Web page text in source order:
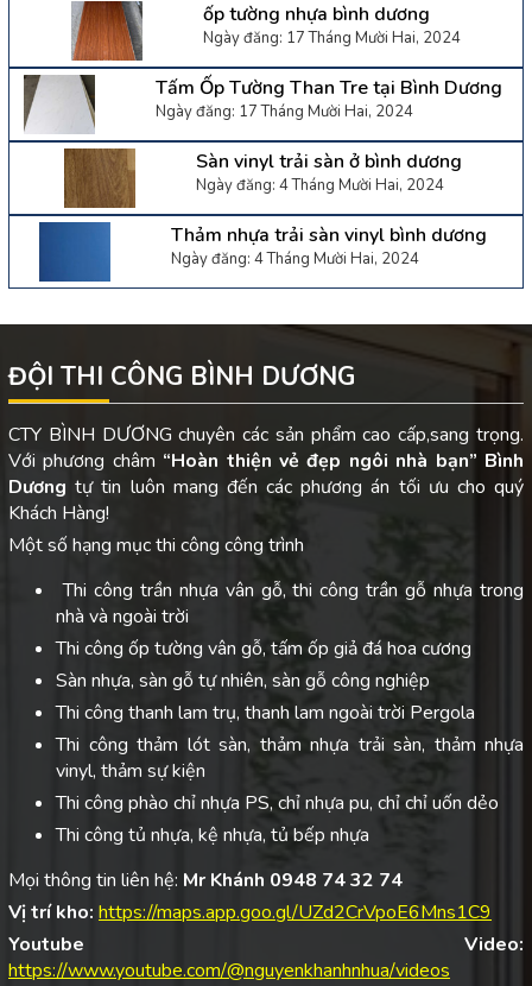
ốp tường nhựa bình dương
Ngày đăng: 17 Tháng Mười Hai, 2024
Tấm Ốp Tường Than Tre tại Bình Dương
Ngày đăng: 17 Tháng Mười Hai, 2024
Sàn vinyl trải sàn ở bình dương
Ngày đăng: 4 Tháng Mười Hai, 2024
Thảm nhựa trải sàn vinyl bình dương
Ngày đăng: 4 Tháng Mười Hai, 2024
ĐỘI THI CÔNG BÌNH DƯƠNG
CTY BÌNH DƯƠNG chuyên các sản phẩm cao cấp,sang trọng.
Với phương châm “Hoàn thiện vẻ đẹp ngôi nhà bạn” Bình
Dươngtự tin luôn mang đến các phương án tối ưu cho quý
Khách Hàng!
Một số hạng mục thi công công trình
Thi công trần nhựa vân gỗ, thi công trần gỗ nhựa trong
nhà và ngoài trời
Thi công ốp tường vân gỗ, tấm ốp giả đá hoa cương
Sàn nhựa, sàn gỗ tự nhiên, sàn gỗ công nghiệp
Thi công thanh lam trụ, thanh lam ngoài trời Pergola
Thi công thảm lót sàn, thảm nhựa trải sàn, thảm nhựa
vinyl, thảm sự kiện
Thi công phào chỉ nhựa PS, chỉ nhựa pu, chỉ chỉ uốn dẻo
Thi công tủ nhựa, kệ nhựa, tủ bếp nhựa
Mọi thông tin liên hệ: Mr Khánh 0948 74 32 74
Vị trí kho: https://maps.app.goo.gl/UZd2CrVpoE6Mns1C9
Youtube Video:
https://www.youtube.com/@nguyenkhanhnhua/videos